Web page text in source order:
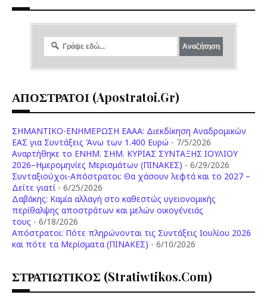
ΑΠΟΣΤΡΑΤΟΙ (apostratoi.gr)
ΣΗΜΑΝΤΙΚΟ-ΕΝΗΜΕΡΩΣΗ ΕΑΑΑ: Διεκδίκηση Αναδρομικών
ΕΑΣ για Συντάξεις Άνω των 1.400 Ευρώ - 7/5/2026
Aναρτήθηκε το ENHM. ΣΗΜ. ΚΥΡΙΑΣ ΣΥΝΤΑΞΗΣ ΙΟΥΛΙΟΥ
2026–Ημερομηνίες Μερισμάτων (ΠΙΝΑΚΕΣ) - 6/29/2026
Συνταξιούχοι-Απόστρατοι: Θα χάσουν λεφτά και το 2027 –
Δείτε γιατί - 6/25/2026
Δαβάκης: Καμία αλλαγή στο καθεστώς υγειονομικής
περίθαλψης αποστράτων και μελών οικογένειάς
τους - 6/18/2026
Aπόστρατοι: Πότε πληρώνονται τις Συντάξεις Ιουλίου 2026
και πότε τα Μερίσματα (ΠΙΝΑΚΕΣ) - 6/10/2026
ΣΤΡΑΤΙΩΤΙΚΟΣ (stratiwtikos.com)